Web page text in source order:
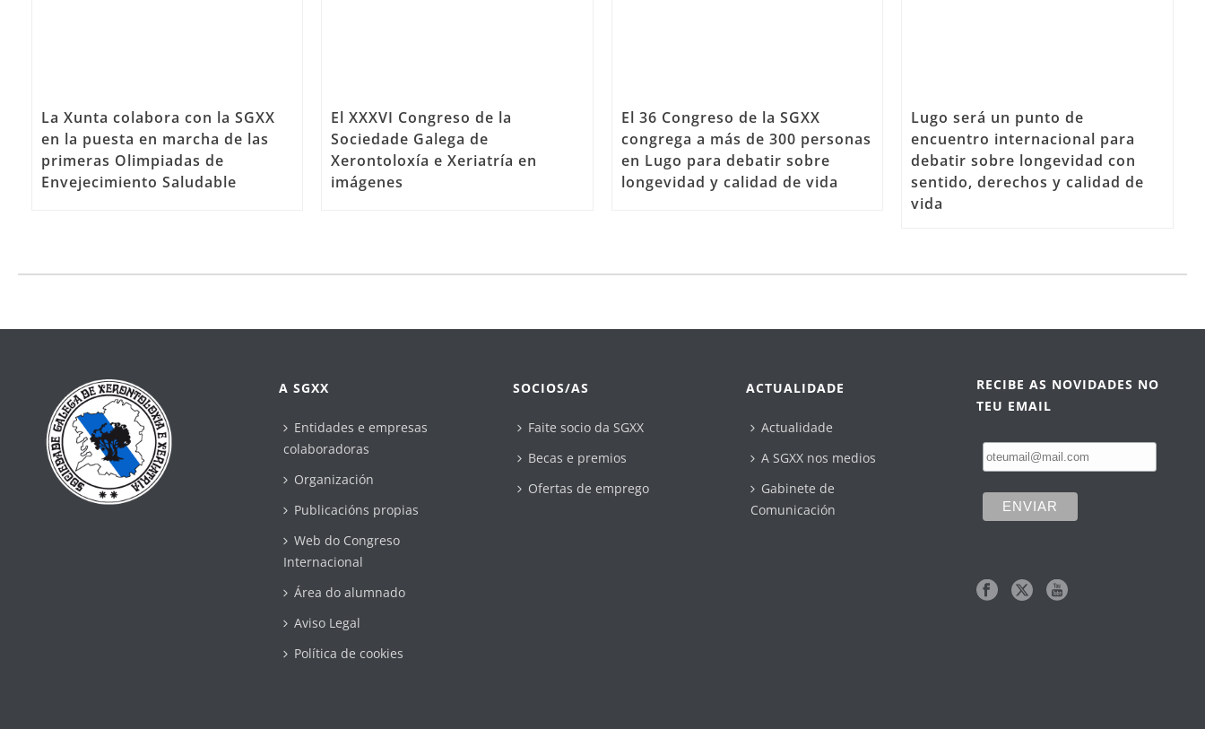
La Xunta colabora con la SGXX
en la puesta en marcha de las
primeras Olimpiadas de
Envejecimiento Saludable
El XXXVI Congreso de la
Sociedade Galega de
Xerontoloxía e Xeriatría en
imágenes
El 36 Congreso de la SGXX
congrega a más de 300 personas
en Lugo para debatir sobre
longevidad y calidad de vida
Lugo será un punto de
encuentro internacional para
debatir sobre longevidad con
sentido, derechos y calidad de
vida
A SGXX
Entidades e empresas
colaboradoras
Organización
Publicacións propias
Web do Congreso
Internacional
Área do alumnado
Aviso Legal
Política de cookies
SOCIOS/AS
Faite socio da SGXX
Becas e premios
Ofertas de emprego
ACTUALIDADE
Actualidade
A SGXX nos medios
Gabinete de
Comunicación
RECIBE AS NOVIDADES NO
TEU EMAIL